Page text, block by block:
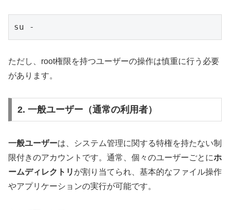
su -
ただし、root権限を持つユーザーの操作は慎重に行う必要
があります。
2. 一般ユーザー（通常の利用者）
一般ユーザーは、システム管理に関する特権を持たない制
限付きのアカウントです。通常、個々のユーザーごとにホ
ームディレクトリ が割り当てられ、基本的なファイル操作
やアプリケーションの実行が可能です。